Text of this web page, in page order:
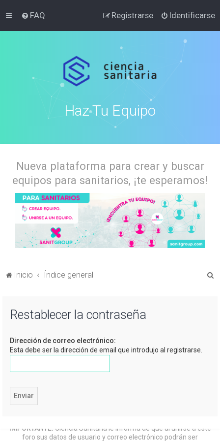
FAQ Identificarse
Registrarse
Haz Tu Equipo
Nueva plataforma para crear y buscar
equipos para sanitarios, ¡te esperamos!
Inicio Índice general
Restablecer la contraseña
Dirección de correo electrónico:
Esta debe ser la dirección de email que introdujo al registrarse.
IMPORTANTE: Ciencia Sanitaria le informa de que al unirse a este
foro sus datos de usuario y correo electrónico podrán ser